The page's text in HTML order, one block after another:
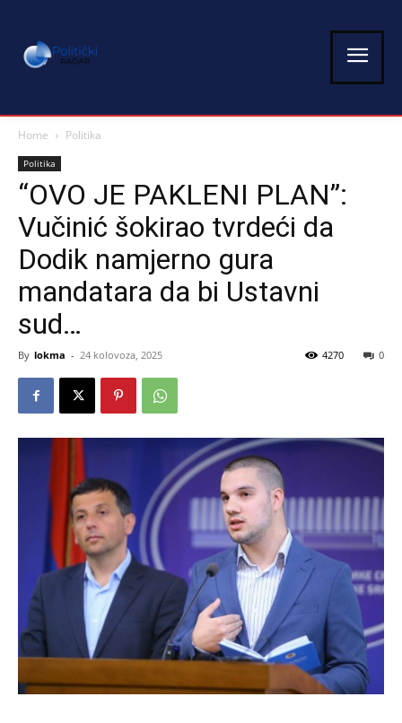
Home Politika
Politika
“OVO JE PAKLENI PLAN”:
Vučinić šokirao tvrdeći da
Dodik namjerno gura
mandatara da bi Ustavni
sud…
By lokma - 24 kolovoza, 2025 0
4270